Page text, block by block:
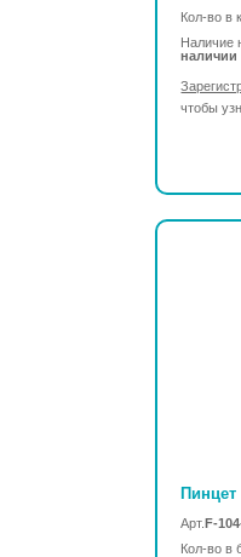
Кол-во в
Наличие
наличии
чтобы
Арт.F-
Кол-во в